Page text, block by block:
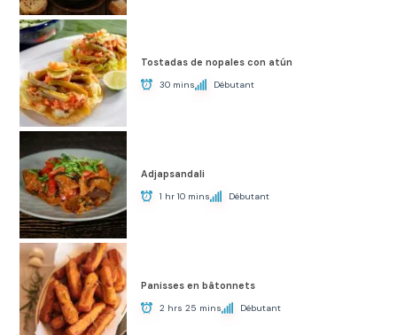
Tostadas de nopales con atún
30 mins Débutant
Adjapsandali
1 hr 10 mins Débutant
Panisses en bâtonnets
2 hrs 25 mins Débutant